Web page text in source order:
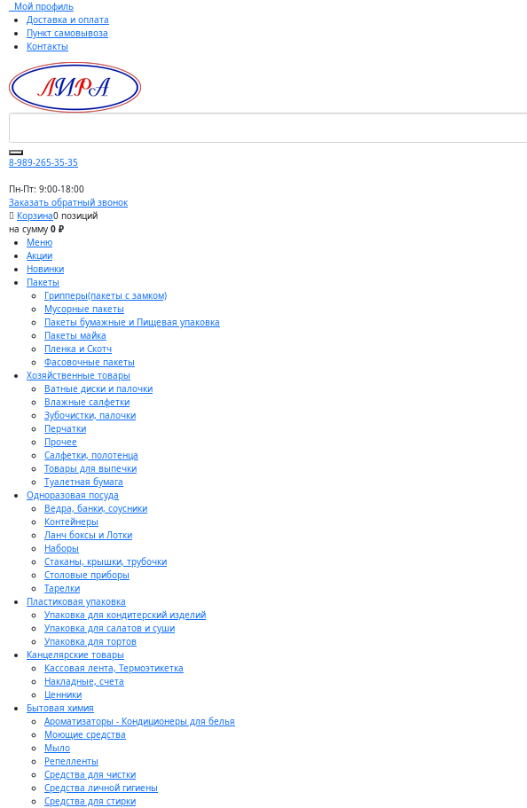
Мой профиль
Доставка и оплата
Пункт самовывоза
Контакты
8-989-265-35-35
Пн-Пт: 9:00-18:00
Заказать обратный звонок
Корзина0 позиций
на сумму 0 ₽
Меню
Акции
Новинки
Пакеты
Грипперы(пакеты с замком)
Мусорные пакеты
Пакеты бумажные и Пищевая упаковка
Пакеты майка
Пленка и Скотч
Фасовочные пакеты
Хозяйственные товары
Ватные диски и палочки
Влажные салфетки
Зубочистки, палочки
Перчатки
Прочее
Салфетки, полотенца
Товары для выпечки
Туалетная бумага
Одноразовая посуда
Ведра, банки, соусники
Контейнеры
Ланч боксы и Лотки
Наборы
Стаканы, крышки, трубочки
Столовые приборы
Тарелки
Пластиковая упаковка
Упаковка для кондитерский изделий
Упаковка для салатов и суши
Упаковка для тортов
Канцелярские товары
Кассовая лента, Термоэтикетка
Накладные, счета
Ценники
Бытовая химия
Ароматизаторы - Кондиционеры для белья
Моющие средства
Мыло
Репелленты
Средства для чистки
Средства личной гигиены
Средства для стирки